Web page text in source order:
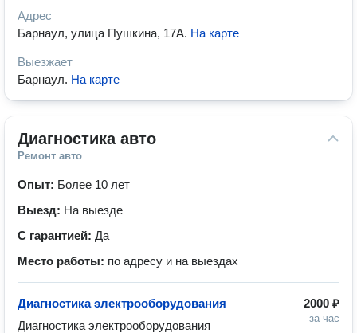
Адрес
Барнаул, улица Пушкина, 17А. На карте
Выезжает
Барнаул. На карте
Диагностика авто
Ремонт авто
Опыт: Более 10 лет
Выезд: На выезде
С гарантией: Да
Место работы: по адресу и на выездах
2000 ₽
за час
Диагностика электрооборудования
Диагностика электрооборудования